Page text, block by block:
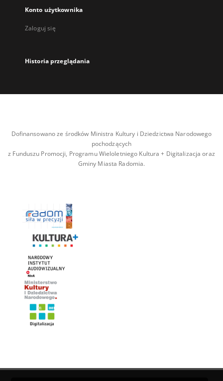
Konto użytkownika
Zaloguj się
Historia przeglądania
Dofinansowano ze środków Ministra Kultury i Dziedzictwa Narodowego
pochodzących
z Funduszu Promocji, Programu Wieloletniego Kultura + Digitalizacja oraz
Gminy Miasta Radomia.